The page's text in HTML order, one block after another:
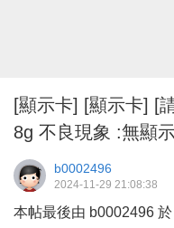
[顯示卡] [顯示卡] [
8g 不良現象 :無顯
b0002496
2024-11-29 21:08:38
本帖最後由 b0002496